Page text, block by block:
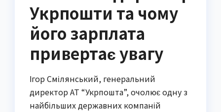
Укрпошти та чому
його зарплата
привертає увагу
Ігор Смілянський, генеральний
директор АТ “Укрпошта”, очолює одну з
найбільших державних компаній